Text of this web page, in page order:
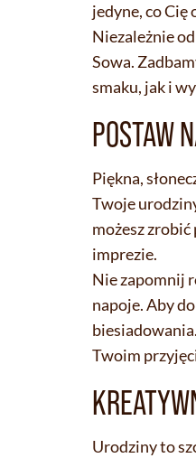
jedyne, co Cię
Niezależnie
Sowa.
smaku, jak i
POSTAW
Piękna,
Twoje
możesz
imprezie.
Nie zapomnij
napoje. Aby
biesiadowania.
Twoim
Urodziny to